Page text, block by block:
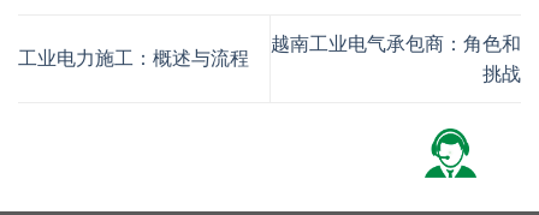
工业电力施工：概述与流程
越南工业电气承包商：角色和
挑战